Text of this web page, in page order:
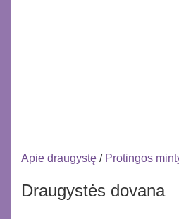
Apie draugystę / Protingos
Draugystės dovana